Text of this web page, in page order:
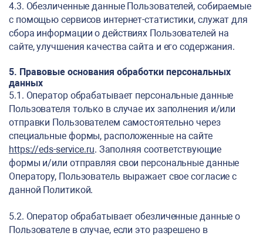
4.3. Обезличенные данные Пользователей, собираемые
с помощью сервисов интернет-статистики, служат для
сбора информации о действиях Пользователей на
сайте, улучшения качества сайта и его содержания.
5. Правовые основания обработки персональных
данных
5.1. Оператор обрабатывает персональные данные
Пользователя только в случае их заполнения и/или
отправки Пользователем самостоятельно через
специальные формы, расположенные на сайте
https://eds-service.ru. Заполняя соответствующие
формы и/или отправляя свои персональные данные
Оператору, Пользователь выражает свое согласие с
данной Политикой.
5.2. Оператор обрабатывает обезличенные данные о
Пользователе в случае, если это разрешено в